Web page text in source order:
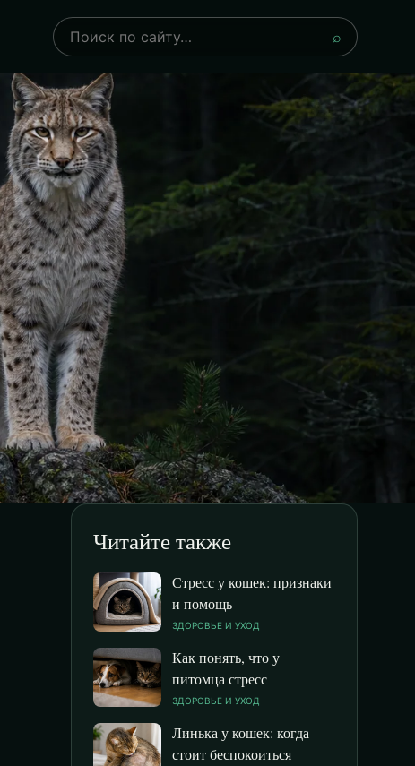
Поиск
⌕
Читайте также
Стресс у кошек: признаки
и помощь
ЗДОРОВЬЕ И УХОД
Как понять, что у
питомца стресс
ЗДОРОВЬЕ И УХОД
Линька у кошек: когда
стоит беспокоиться